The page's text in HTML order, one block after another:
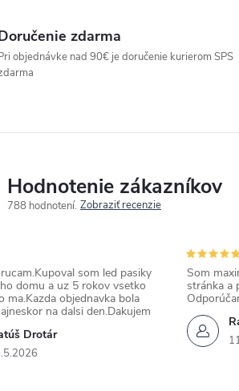
zdarma
objednávke nad 90€ je doručenie kurierom SPS
Hodnotenie zákazníkov
788 hodnotení Zobraziť recenzie
Drotár
som led pasiky
domu a uz 5 rokov vsetko
ma.Kazda objednavka bola
na dalsi den.Dakujem
Som
stránka a